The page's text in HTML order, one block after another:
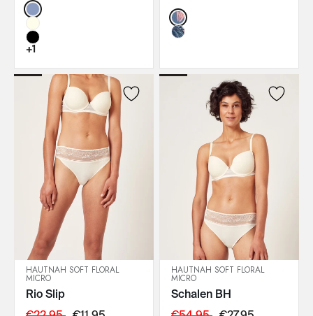
Color:
+1
Color:
HAUTNAH SOFT FLORAL
MICRO
Rio Slip
HAUTNAH SOFT FLORAL
MICRO
Schalen BH